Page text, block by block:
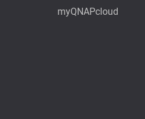
myQNAPcloud